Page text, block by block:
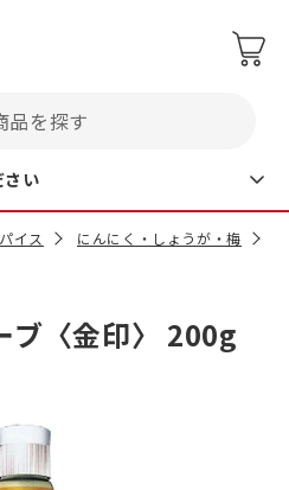
品を探す
さい
イス にんにく・しょうが・梅
ブ〈金印〉 200g